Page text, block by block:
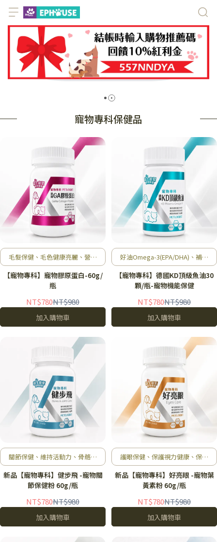
寵物專科保健品
毛髮保健、毛色健康亮麗、營養
補給、幫助成長
【寵物專科】寵物膠原蛋白-60g/
瓶
NT$780NT$980
加入購物車
好油Omega-3(EPA/DHA)、補充
大腦營養、光澤毛髮、維持免疫
【寵物專科】德國KD頂級魚油30
顆/瓶-寵物機能保健
NT$780NT$980
加入購物車
關節保健、維持活動力、骨骼及
肌肉健康、維持生活品質
新品【寵物專科】健步飛 -寵物關
節保健粉 60g/瓶
NT$780NT$980
加入購物車
護眼保健、保護視力健康、保持
眼睛明亮、維持生活品質
新品【寵物專科】好亮眼 -寵物葉
黃素粉 60g/瓶
NT$780NT$980
加入購物車